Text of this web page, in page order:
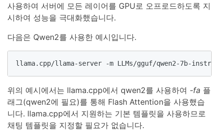
사용하여 서버에 모든 레이어를 GPU로 오프로드하도록 지
시하여 성능을 극대화했습니다.
다음은 Qwen2를 사용한 예시입니다.
llama.cpp/llama-server -m LLMs/gguf/qwen2-7b-
위의 예시에서는 llama.cpp에서 qwen2를 사용하여 -fa 플
래그(qwen2에 필요)를 통해 Flash Attention을 사용했습
니다. llama.cpp에서 지원하는 기본 템플릿을 사용하므로
채팅 템플릿을 지정할 필요가 없습니다.